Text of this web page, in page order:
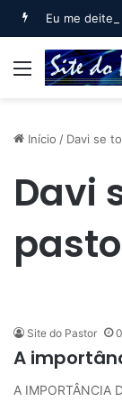
Eu me deitei
Menu
Início / Davi se
Davi
Site do Pastor
A
A IMPORTÂNCIA